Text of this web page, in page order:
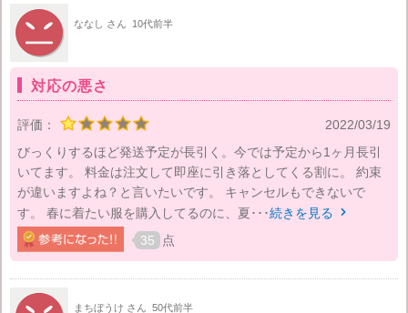
ななし さん 10代前半
対応の悪さ
評価：
2022/03/19
びっくりするほど発送予定が長引く。今では予定から1ヶ月長引
いてます。 料金は注文して即座に引き落としてくる割に。 約束
が違いますよね？と言いたいです。 キャンセルもできないで
す。 春に着たい服を購入してるのに、夏･･･続きを見る 
35 点
まちぼうけ さん 50代前半